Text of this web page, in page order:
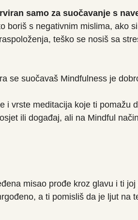
samo za suočavanje s
boriš s negativnim mislima, ako
teško se nosiš sa
se suočavaš Mindfulness je
i vrste meditacija koje ti pomažu
ili događaj, ali na Mindful
misao prođe kroz glavu i ti
a ti pomisliš da je ljut na